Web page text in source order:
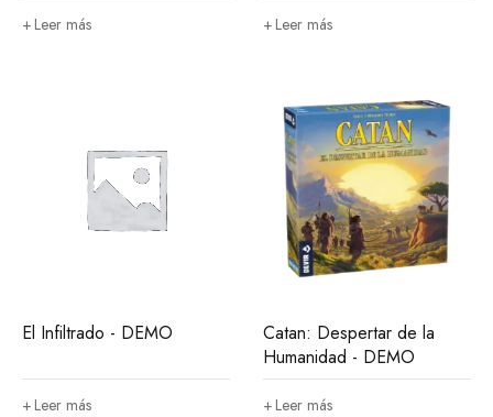
Leer más Leer más
El Infiltrado - DEMO
Leer más
Catan: Despertar de la
Humanidad - DEMO
Leer más